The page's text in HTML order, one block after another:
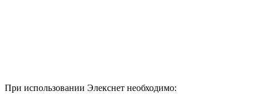
При использовании Элекснет необходимо: